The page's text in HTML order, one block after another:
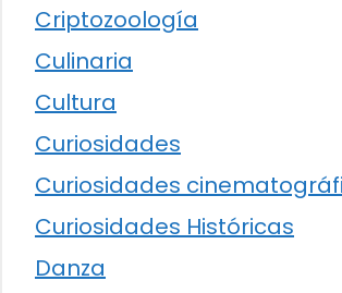
Criptozoología
Culinaria
Cultura
Curiosidades
Curiosidades
Curiosidades Históricas
Danza